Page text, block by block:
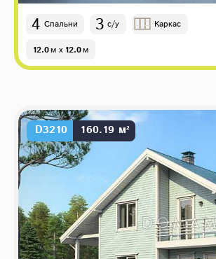
4 Спальни 3 с/у Каркас
12.0м x 12.0м
D3210 160.19 м²